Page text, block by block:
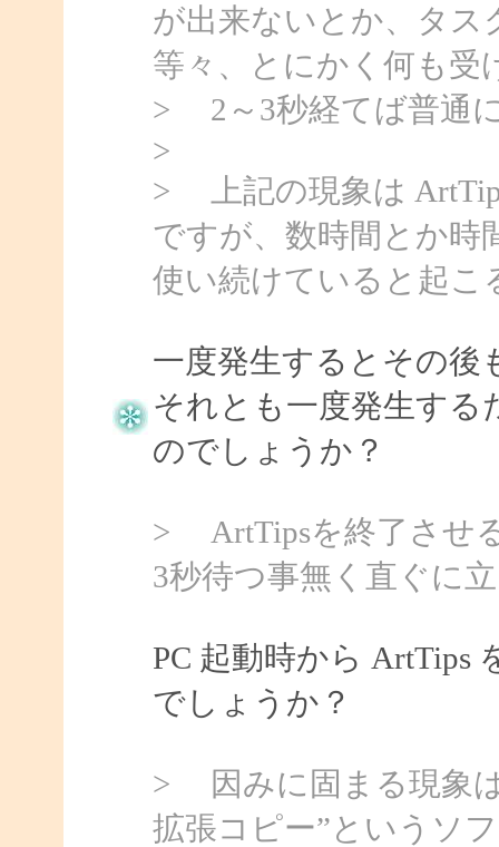
が出来ないとか、タス
等々、とにかく何も受
> 2～3秒経てば普通
>
> 上記の現象は
ですが、数時間とか時
使い続けていると起こ
一度発生するとその後
それとも一度発生す
のでしょうか？
> ArtTipsを終了させ
3秒待つ事無く直ぐに
PC 起動時から ArtTips
でしょうか？
> 因みに固まる現象
拡張コピー”というソ